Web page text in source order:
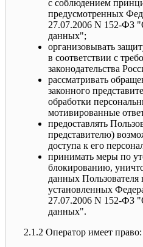
с соблюдением
предусмотренных
27.07.2006 N 152-ФЗ
данных";
организовывать
в соответствии с
законодательства
рассматривать
законного
обработки
мотивированные
предоставлять
представителю)
доступа к его
принимать меры по
блокированию,
данных Пользователя
установленных
27.07.2006 N 152-ФЗ
данных".
2.1.2 Оператор имеет право: